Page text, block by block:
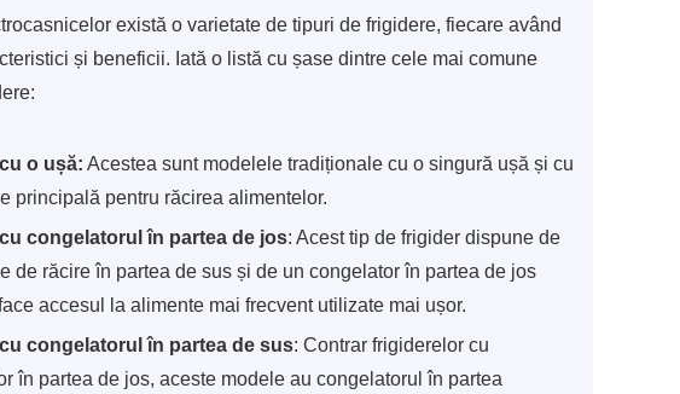
există o varietate de tipuri de frigidere, fiecare având
și beneficii. Iată o listă cu șase dintre cele mai comune
o ușă: Acestea sunt modelele tradiționale cu o singură ușă și cu
principală pentru răcirea alimentelor.
congelatorul în partea de jos: Acest tip de frigider dispune de
de răcire în partea de sus și de un congelator în partea de jos
accesul la alimente mai frecvent utilizate mai ușor.
congelatorul în partea de sus: Contrar frigiderelor cu
în partea de jos, aceste modele au congelatorul în partea